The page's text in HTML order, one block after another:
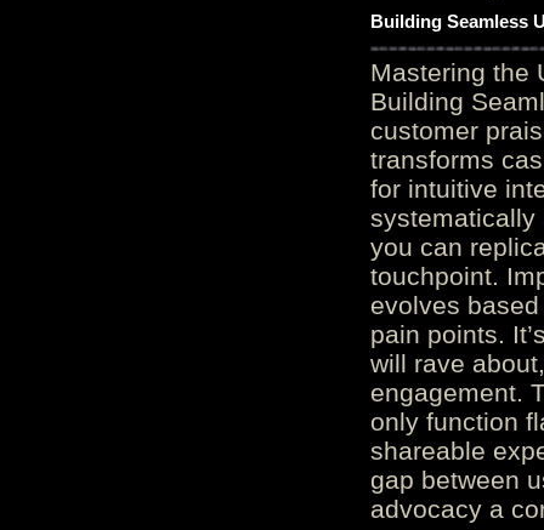
Building Seamless
Mastering the
Building
customer
transforms
for intuitive
systematically
you can
touchpoint.
evolves
pain points.
will rave
engagement.
only function
shareable
gap between
advocacy a